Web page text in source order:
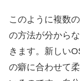
このように複数
の方法が分から
きます。新しい
の癖に合わせて